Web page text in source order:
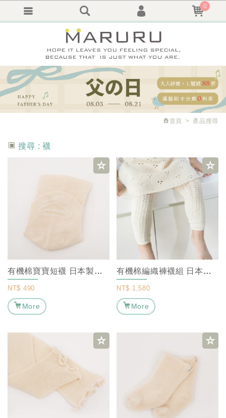
首頁 產品搜尋
搜尋 : 襪
有機棉寶寶短襪 日本製｜MARURU
NT$ 490
More
有機棉編織褲襪組 日本製｜MARURU
NT$ 1,580
More
0
會員登入
會員註冊
忘記密碼
訂單查詢
追蹤清單
繁體中文